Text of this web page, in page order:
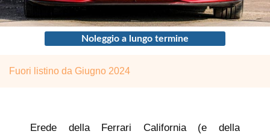
Noleggio a lungo termine
Fuori listino da Giugno 2024
Erede della Ferrari California (e della